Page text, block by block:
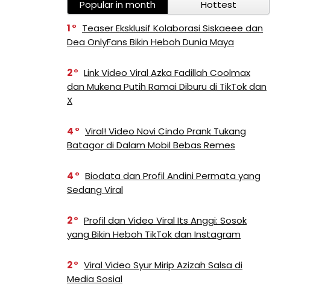
Popular in month
Hottest
1
Teaser Eksklusif Kolaborasi Siskaeee dan
Dea OnlyFans Bikin Heboh Dunia Maya
2
Link Video Viral Azka Fadillah Coolmax
dan Mukena Putih Ramai Diburu di TikTok dan
X
4
Viral! Video Novi Cindo Prank Tukang
Batagor di Dalam Mobil Bebas Remes
4
Biodata dan Profil Andini Permata yang
Sedang Viral
2
Profil dan Video Viral Its Anggi: Sosok
yang Bikin Heboh TikTok dan Instagram
2
Viral Video Syur Mirip Azizah Salsa di
Media Sosial